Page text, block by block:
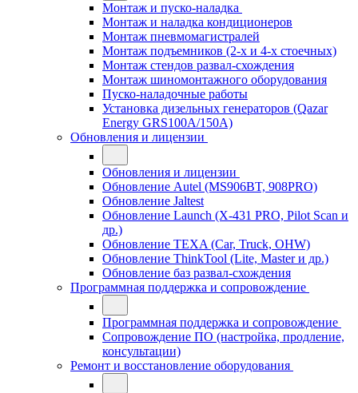
Монтаж и пуско-наладка
Монтаж и наладка кондиционеров
Монтаж пневмомагистралей
Монтаж подъемников (2-х и 4-х стоечных)
Монтаж стендов развал-схождения
Монтаж шиномонтажного оборудования
Пуско-наладочные работы
Установка дизельных генераторов (Qazar
Energy GRS100A/150A)
Обновления и лицензии
Обновления и лицензии
Обновление Autel (MS906BT, 908PRO)
Обновление Jaltest
Обновление Launch (X-431 PRO, Pilot Scan и
др.)
Обновление TEXA (Car, Truck, OHW)
Обновление ThinkTool (Lite, Master и др.)
Обновление баз развал-схождения
Программная поддержка и сопровождение
Программная поддержка и сопровождение
Сопровождение ПО (настройка, продление,
консультации)
Ремонт и восстановление оборудования